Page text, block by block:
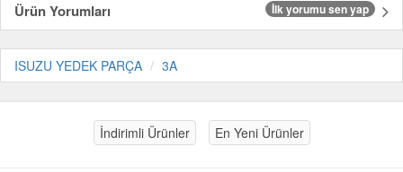
Ürün Yorumları
İlk yorumu sen yap
ISUZU YEDEK PARÇA 3A
İndirimli Ürünler En Yeni Ürünler